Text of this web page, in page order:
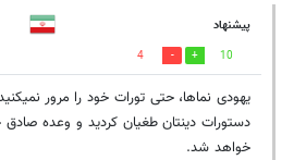
پیشنهاد
10
4
یهودی نماها، حتی تورات خود را مرور
دستورات دینتان طغیان کردید و وعده صادق
خواهد شد.